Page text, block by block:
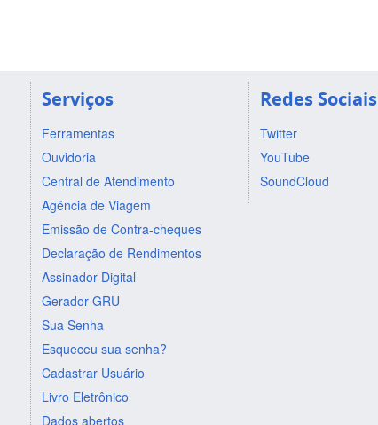
Serviços
Ferramentas
Ouvidoria
Central de Atendimento
Agência de Viagem
Emissão de Contra-cheques
Declaração de Rendimentos
Assinador Digital
Gerador GRU
Sua Senha
Esqueceu sua senha?
Cadastrar Usuário
Livro Eletrônico
Dados abertos
Redes Sociais
Twitter
YouTube
SoundCloud